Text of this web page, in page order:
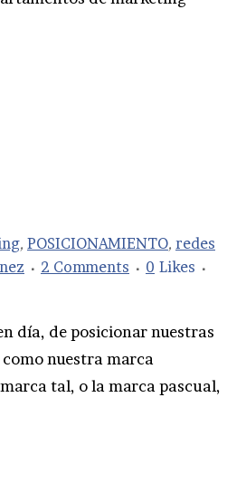
, POSICIONAMIENTO, redes
2 Comments 0 Likes
día, de posicionar nuestras
nuestra marca
tal, o la marca pascual,